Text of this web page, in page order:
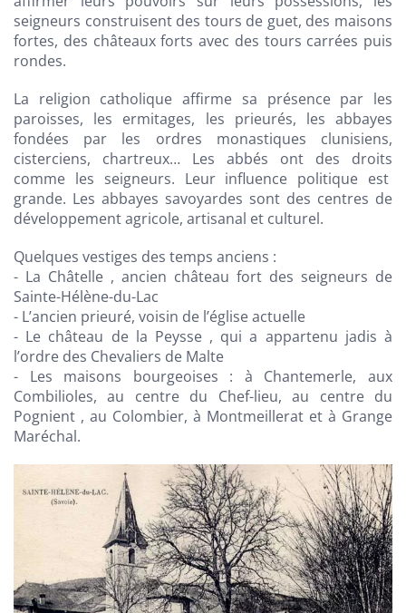
seigneurs construisent des tours de guet, des maisons
fortes, des châteaux forts avec des tours carrées puis
rondes.
La religion catholique affirme sa présence par les
paroisses, les ermitages, les prieurés, les abbayes
fondées par les ordres monastiques clunisiens,
cisterciens, chartreux… Les abbés ont des droits
comme les seigneurs. Leur influence politique est
grande. Les abbayes savoyardes sont des centres de
développement agricole, artisanal et culturel.
Quelques vestiges des temps anciens :
- La Châtelle , ancien château fort des seigneurs de
Sainte-Hélène-du-Lac
- L’ancien prieuré, voisin de l’église actuelle
- Le château de la Peysse , qui a appartenu jadis à
l’ordre des Chevaliers de Malte
- Les maisons bourgeoises : à Chantemerle, aux
Combilioles, au centre du Chef-lieu, au centre du
Pognient , au Colombier, à Montmeillerat et à Grange
Maréchal.
Voir